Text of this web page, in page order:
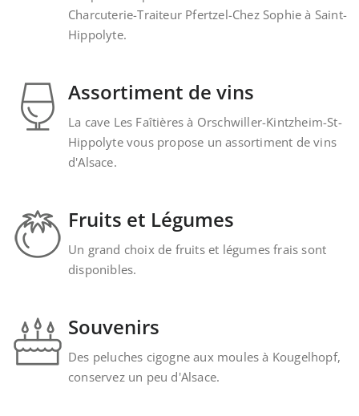
Charcuterie-Traiteur Pfertzel-Chez Sophie à Saint-
Hippolyte.
Assortiment de vins
La cave Les Faîtières à Orschwiller-Kintzheim-St-
Hippolyte vous propose un assortiment de vins
d'Alsace.
Fruits et Légumes
Un grand choix de fruits et légumes frais sont
disponibles.
Souvenirs
Des peluches cigogne aux moules à Kougelhopf,
conservez un peu d'Alsace.